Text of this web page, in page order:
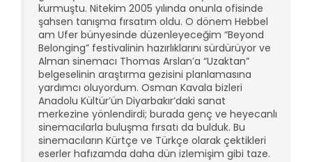
kurmuştu. Nitekim 2005 yılında onunla ofisinde
şahsen tanışma fırsatım oldu. O dönem Hebbel
am Ufer bünyesinde düzenleyeceğim “Beyond
Belonging” festivalinin hazırlıklarını sürdürüyor ve
Alman sinemacı Thomas Arslan’a “Uzaktan”
belgeselinin araştırma gezisini planlamasına
yardımcı oluyordum. Osman Kavala bizleri
Anadolu Kültür’ün Diyarbakır’daki sanat
merkezine yönlendirdi; burada genç ve heyecanlı
sinemacılarla buluşma fırsatı da bulduk. Bu
sinemacıların Kürtçe ve Türkçe olarak çektikleri
eserler hafızamda daha dün izlemişim gibi taze.